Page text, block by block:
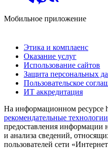
Мобильное приложение
Этика и комплаенс
Оказание услуг
Использование сайтов
Защита персональных
Пользовательское
ИТ аккредитация
На информационном ресурсе
рекомендательные технологии
предоставления информации
и анализа сведений,
пользователей сети